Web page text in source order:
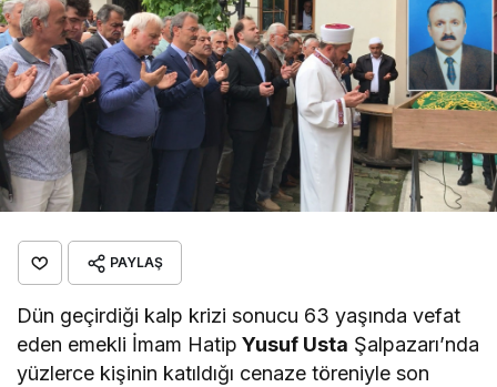
PAYLAŞ
Dün geçirdiği kalp krizi sonucu 63 yaşında vefat
eden emekli İmam Hatip Yusuf Usta Şalpazarı’nda
yüzlerce kişinin katıldığı cenaze töreniyle son